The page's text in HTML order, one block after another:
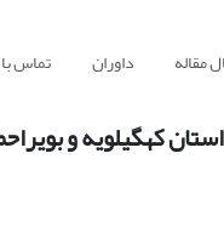
مقاله داوران تماس
کهگیلویه و